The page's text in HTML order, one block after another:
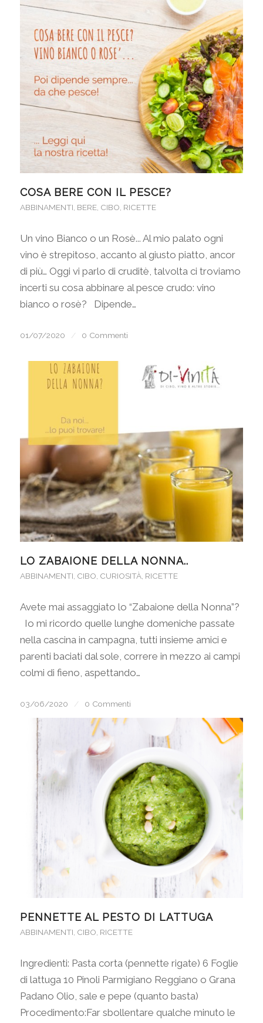
COSA BERE CON IL PESCE?
ABBINAMENTI BERE, CIBO RICETTE
Un vino Bianco o un Rosè... Al mio palato ogni
vino è strepitoso, accanto al giusto piatto, ancor
di più… Oggi vi parlo di cruditè, talvolta ci troviamo
incerti su cosa abbinare al pesce crudo: vino
bianco o rosè? Dipende…
01/07/2020 / 0 Commenti
LO ZABAIONE DELLA NONNA..
ABBINAMENTI CIBO CURIOSITÀ, RICETTE
Avete mai assaggiato lo “Zabaione della Nonna”?
Io mi ricordo quelle lunghe domeniche passate
nella cascina in campagna, tutti insieme amici e
parenti baciati dal sole, correre in mezzo ai campi
colmi di fieno, aspettando…
03/06/2020 / 0 Commenti
PENNETTE AL PESTO DI LATTUGA
ABBINAMENTI, CIBO, RICETTE
Ingredienti: Pasta corta (pennette rigate) 6 Foglie
di lattuga 10 Pinoli Parmigiano Reggiano o Grana
Padano Olio, sale e pepe (quanto basta)
Procedimento:Far sbollentare qualche minuto le